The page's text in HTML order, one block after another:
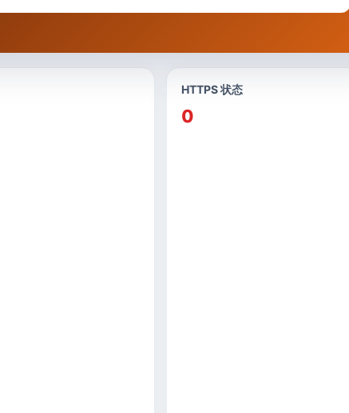
HTTPS 状态
0